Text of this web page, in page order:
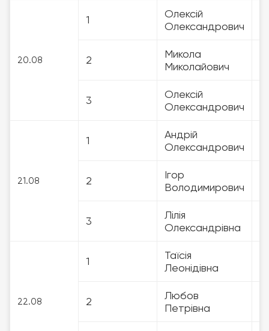
20.08
1
Олексій
Олександрович
2
Микола
Миколайович
3
Олексій
Олександрович
21.08
1
Андрій
Олександрович
2
Ігор
Володимирович
3
Лілія
Олександрівна
22.08
1
Таїсія
Леонідівна
2
Любов
Петрівна